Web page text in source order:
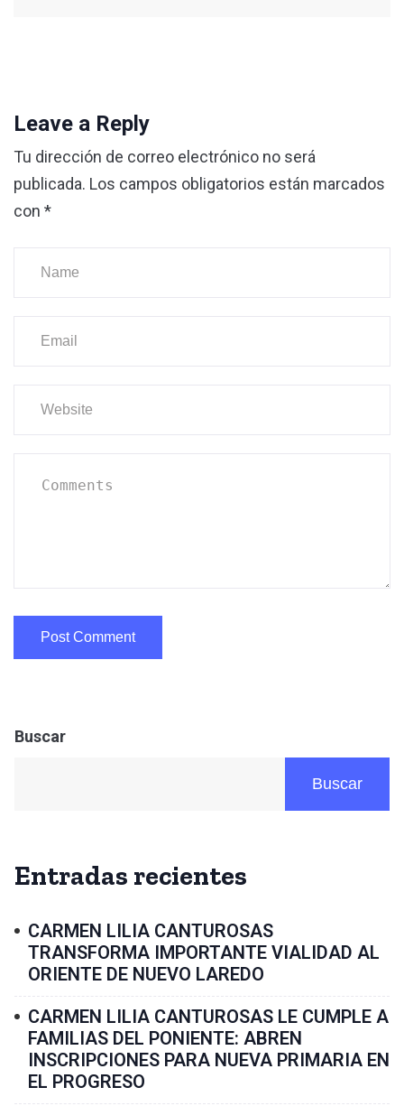
Leave a Reply
Tu dirección de correo electrónico no será
publicada. Los campos obligatorios están marcados
con *
Buscar
Buscar
Entradas recientes
CARMEN LILIA CANTUROSAS
TRANSFORMA IMPORTANTE VIALIDAD AL
ORIENTE DE NUEVO LAREDO
CARMEN LILIA CANTUROSAS LE CUMPLE A
FAMILIAS DEL PONIENTE: ABREN
INSCRIPCIONES PARA NUEVA PRIMARIA EN
EL PROGRESO